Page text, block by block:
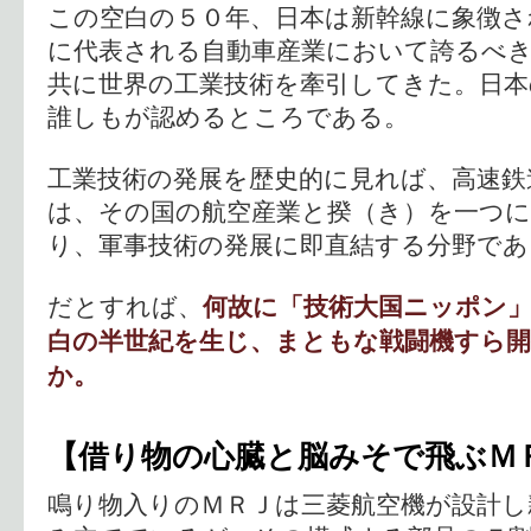
この空白の５０年、日本は新幹線に象徴
に代表される自動車産業において誇るべ
共に世界の工業技術を牽引してきた。日
誰しもが認めるところである。
工業技術の発展を歴史的に見れば、高速
は、その国の航空産業と揆（き）を一つ
り、軍事技術の発展に即直結する分野で
だとすれば、何故に「技術大国ニッポン
白の半世紀を生じ、まともな戦闘機すら
か。
【借り物の心臓と脳みそで飛ぶＭ
鳴り物入りのＭＲＪは三菱航空機が設計